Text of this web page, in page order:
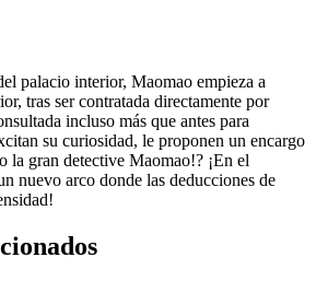
palacio interior, Maomao empieza a
tras ser contratada directamente por
incluso más que antes para
su curiosidad, le proponen un encargo
la gran detective Maomao!? ¡En el
nuevo arco donde las deducciones de